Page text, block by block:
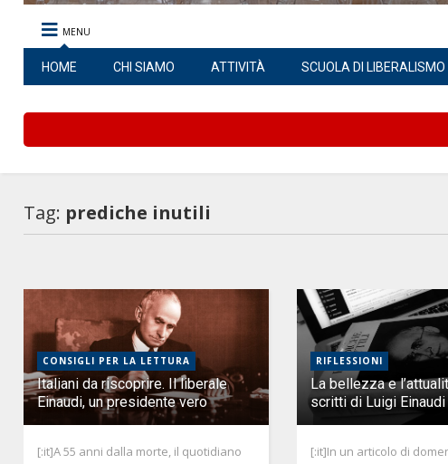
MENU
HOME CHI SIAMO ATTIVITÀ SCUOLA DI LIBERALISMO
Tag: prediche inutili
CONSIGLI PER LA LETTURA
Italiani da riscoprire. Il liberale
Einaudi, un presidente vero
[:it]A 55 anni dalla morte, il quotidiano
RIFLESSIONI
La bellezza e
scritti di Luigi Einaudi
[:it]In un articolo di